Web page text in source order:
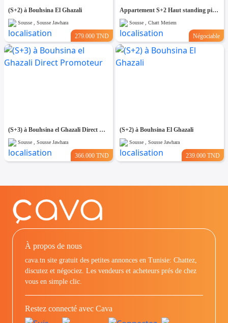
(S+2) à Bouhsina El Ghazali
Sousse , Sousse Jawhara
279.000 TND
Appartement S+2 Haut standing pied dans l'eau à chatt_mariem
Sousse , Chatt Meriem
Négociable
(S+3) à Bouhsina el Ghazali Direct Promoteur
Sousse , Sousse Jawhara
366.000 TND
(S+2) à Bouhsina El Ghazali
Sousse , Sousse Jawhara
239.000 TND
À propos de nous
cava.tn site gratuit des petites annonces en Tunisie: Chattez,
discutez et négociez. Les vendeurs et acheteurs prés de chez
vous en simple clic.
Restez connecté avec Cava